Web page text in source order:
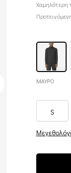
Χαμηλότερη
ΜΑΥΡΟ
S